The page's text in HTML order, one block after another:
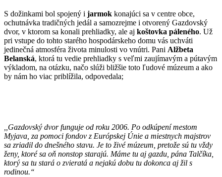
S dožinkami bol spojený i jarmok konajúci sa v centre obce,
ochutnávka tradičných jedál a samozrejme i otvorený Gazdovský
dvor, v ktorom sa konali prehliadky, ale aj koštovka páleného. Už
pri vstupe do tohto starého hospodárskeho domu vás uchváti
jedinečná atmosféra života minulosti vo vnútri. Pani Alžbeta
Belanská, ktorá tu vedie prehliadky s veľmi zaujímavým a pútavým
výkladom, na otázku, načo slúži bližšie toto ľudové múzeum a ako
by nám ho viac priblížila, odpovedala;
,,Gazdovský dvor funguje od roku 2006. Po odkúpení mestom
Myjava, za pomoci fondov z Európskej Únie a miestnych majstrov
sa zriadil do dnešného stavu. Je to živé múzeum, pretože sú tu vždy
ženy, ktoré sa oň nonstop starajú. Máme tu aj gazdu, pána Talčíka,
ktorý sa tu stará o zvieratá a nejakú dobu tu dokonca aj žil s
rodinou.‘‘